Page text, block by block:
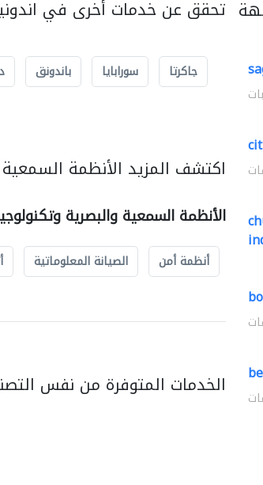
تحقق عن خدمات أخرى في
جاكرتا سورابايا باندونق
اكتشف المزيد الأنظمة السمعية
الأنظمة السمعية والبصرية
أنظمة أمن الصيانة المعلوماتية
الخدمات المتوفرة من نفس